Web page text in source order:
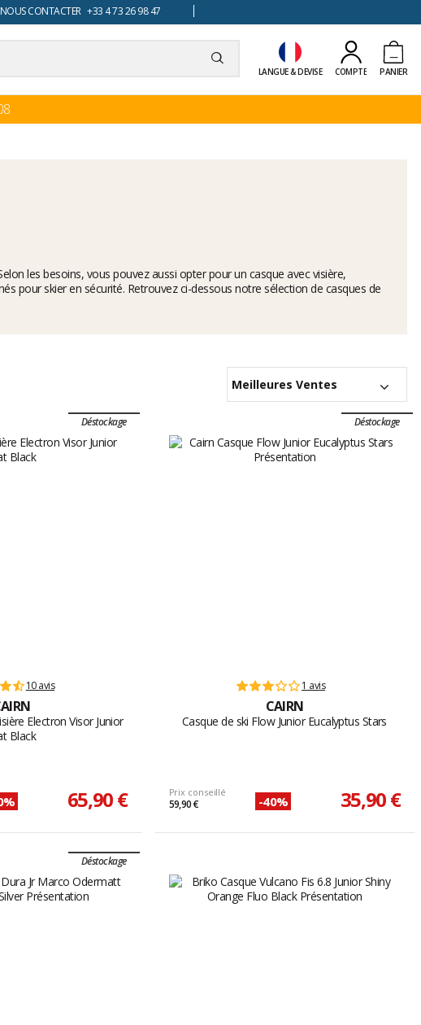
NOUS CONTACTER +33 4 73 26 98 47
LANGUE & DEVISE COMPTE PANIER
les besoins, vous pouvez aussi opter pour un casque avec visière,
pour skier en sécurité. Retrouvez ci-dessous notre sélection de casques de
Meilleures Ventes
Déstockage
10 avis
Electron Visor Junior
Black
65,90 €
Déstockage
1 avis
CAIRN
Casque de ski Flow Junior Eucalyptus Stars
Prix conseillé
59,90 € -40% 35,90 €
Déstockage